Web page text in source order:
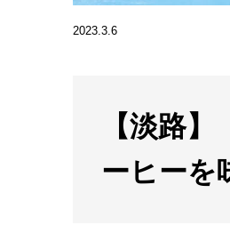
2023.3.6
【淡路
ーヒーを